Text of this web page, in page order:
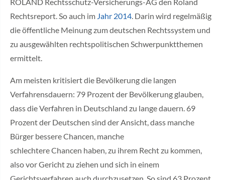
Rechtsreport. So auch im Jahr 2014 . Darin wird regelmäßig
die öffentliche Meinung zum deutschen Rechtssystem und
zu ausgewählten rechtspolitischen Schwerpunktthemen
ermittelt.
Am meisten kritisiert die Bevölkerung die langen
Verfahrensdauern: 79 Prozent der Bevölkerung glauben,
dass die Verfahren in Deutschland zu lange dauern. 69
Prozent der Deutschen sind der Ansicht, dass manche
Bürger bessere Chancen, manche
schlechtere Chancen haben, zu ihrem Recht zu kommen,
also vor Gericht zu ziehen und sich in einem
Gerichtsverfahren auch durchzusetzen. So sind 63 Prozent